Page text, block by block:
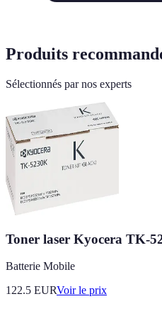
Produits
Sélectionnés par nos experts
Toner laser Kyocera TK-
Batterie Mobile
122.5 EURVoir le prix